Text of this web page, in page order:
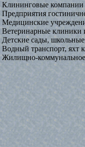
Клининговые компании
Предприятия
Медицинские
Ветеринарные клиники
Детские сады,
Водный транспорт,
Жилищно-коммунальное